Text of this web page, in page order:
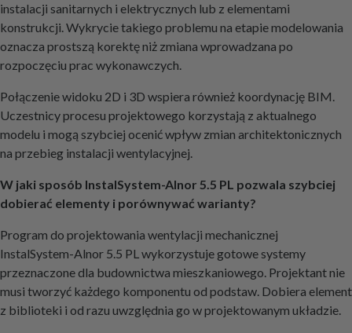
instalacji sanitarnych i elektrycznych lub z elementami
konstrukcji. Wykrycie takiego problemu na etapie modelowania
oznacza prostszą korektę niż zmiana wprowadzana po
rozpoczęciu prac wykonawczych.
Połączenie widoku 2D i 3D wspiera również koordynację BIM.
Uczestnicy procesu projektowego korzystają z aktualnego
modelu i mogą szybciej ocenić wpływ zmian architektonicznych
na przebieg instalacji wentylacyjnej.
W jaki sposób InstalSystem-Alnor 5.5 PL pozwala szybciej
dobierać elementy i porównywać warianty?
Program do projektowania wentylacji mechanicznej
InstalSystem-Alnor 5.5 PL wykorzystuje gotowe systemy
przeznaczone dla budownictwa mieszkaniowego. Projektant nie
musi tworzyć każdego komponentu od podstaw. Dobiera element
z biblioteki i od razu uwzględnia go w projektowanym układzie.